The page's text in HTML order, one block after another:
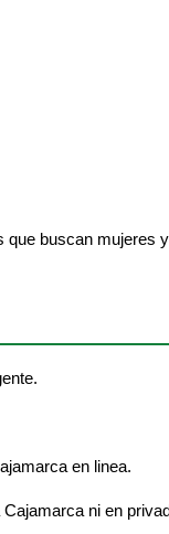
buscan
en linea.
ni en